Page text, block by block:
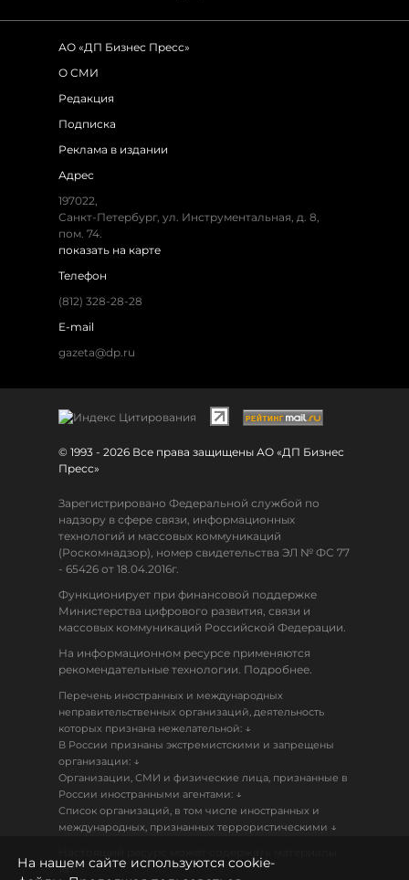
АО «ДП Бизнес Пресс»
О СМИ
Редакция
Подписка
Реклама в издании
Адрес
197022,
Санкт-Петербург, ул. Инструментальная, д. 8,
пом. 74.
показать на карте
Телефон
(812) 328-28-28
E-mail
gazeta@dp.ru
© 1993 - 2026 Все права защищены АО «ДП Бизнес
Пресс»
Зарегистрировано Федеральной службой по
надзору в сфере связи, информационных
технологий и массовых коммуникаций
(Роскомнадзор), номер свидетельства ЭЛ № ФС 77
- 65426 от 18.04.2016г.
Функционирует при финансовой поддержке
Министерства цифрового развития, связи и
массовых коммуникаций Российской Федерации.
На информационном ресурсе применяются
рекомендательные технологии. Подробнее.
Перечень иностранных и международных
неправительственных организаций, деятельность
которых признана нежелательной: ↓
В России признаны экстремистскими и запрещены
организации: ↓
Организации, СМИ и физические лица, признанные в
России иностранными агентами: ↓
Список организаций, в том числе иностранных и
международных, признанных террористическими ↓
18+
На нашем сайте используются cookie-